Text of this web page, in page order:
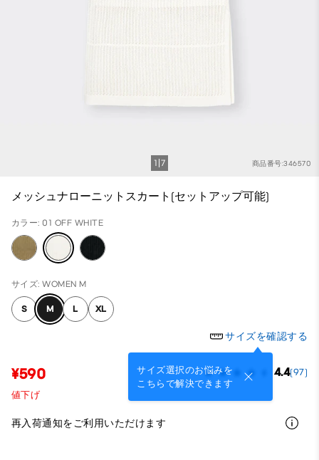
商品番号:346570
1 7
メッシュナローニットスカート(セットアップ可能)
カラー: 01 OFF WHITE
サイズ: WOMEN M
S M L XL
サイズを確認する
サイズ選択のお悩みを
こちらで解決できます
¥590 4.4(97)
値下げ
再入荷通知をご利用いただけます